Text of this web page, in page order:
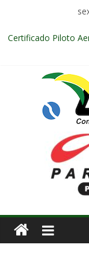
Certificado Piloto
Encontro Nacional
no Aeroclube de
Anuidade 2026
Arraiá Aéreo 2025
Decisão Nº 675, 16